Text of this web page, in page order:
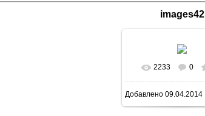
images42
2233 0
Добавлено 09.04.2014